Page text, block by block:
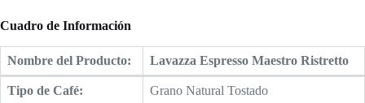
Cuadro de Información
Nombre del Producto: Lavazza Espresso Maestro Ristretto
Tipo de Café: Grano Natural Tostado